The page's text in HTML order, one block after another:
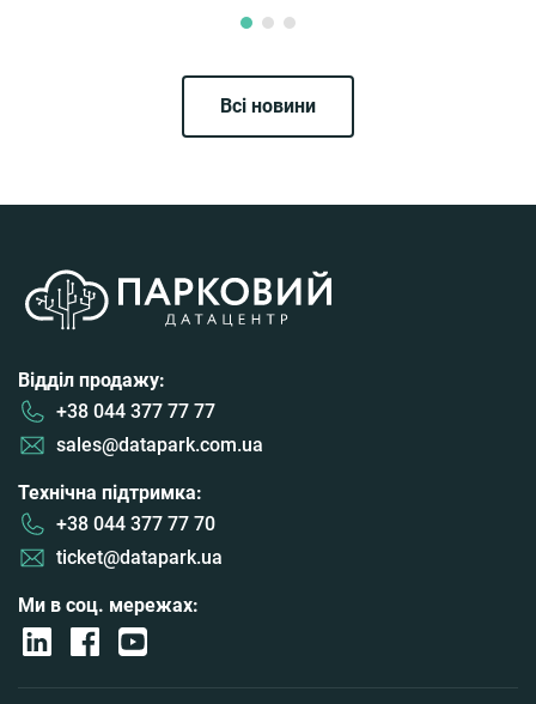
Всі новини
Відділ продажу:
+38 044 377 77 77
sales@datapark.com.ua
Технічна підтримка:
+38 044 377 77 70
ticket@datapark.ua
Ми в соц. мережах: